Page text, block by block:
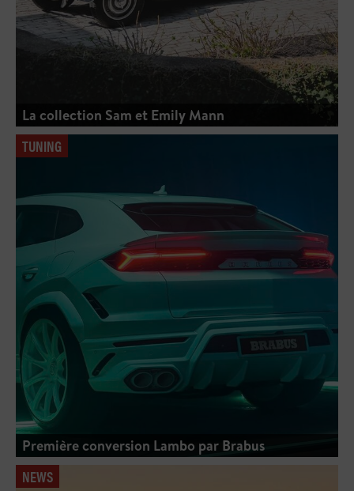
La collection Sam et Emily Mann
TUNING
Première conversion Lambo par Brabus
NEWS